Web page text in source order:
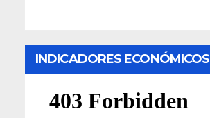
INDICADORES ECONÓMICOS